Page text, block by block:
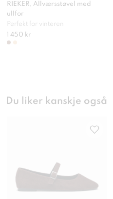
RIEKER, Allværsstøvel med
ullfor
Perfekt for vinteren
1 450 kr
Du liker kanskje også